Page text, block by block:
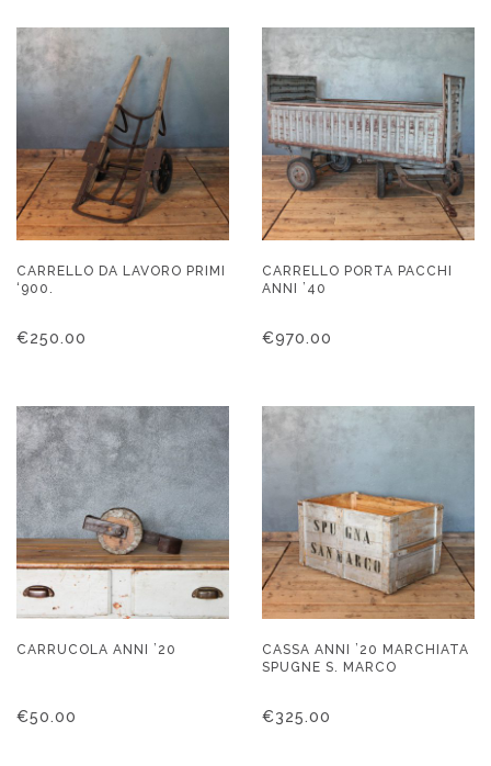
CARRELLO DA LAVORO PRIMI
‘900.
€250.00
CARRELLO PORTA PACCHI
ANNI ’40
€970.00
CARRUCOLA ANNI ’20
€50.00
CASSA ANNI ’20 MARCHIATA
SPUGNE S. MARCO
€325.00